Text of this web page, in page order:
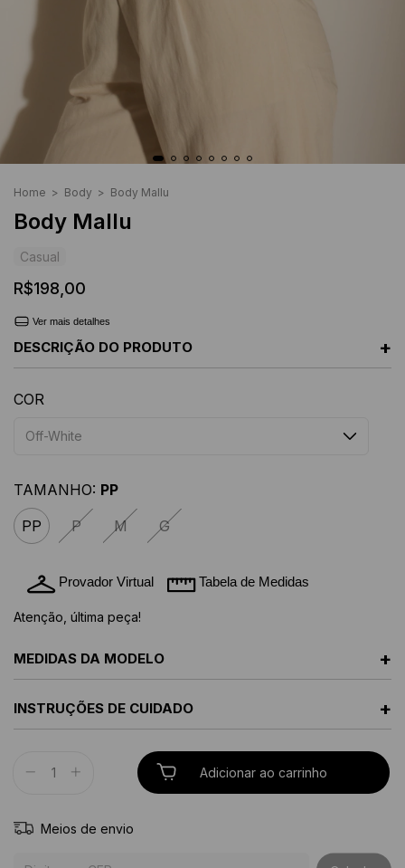
Home > Body > Body Mallu
Body Mallu
Casual
R$198,00
Ver mais detalhes
DESCRIÇÃO DO PRODUTO +
COR
TAMANHO: PP
PP
P M G
Provador Virtual Tabela de Medidas
Atenção, última peça!
MEDIDAS DA MODELO +
INSTRUÇÕES DE CUIDADO +
Meios de envio